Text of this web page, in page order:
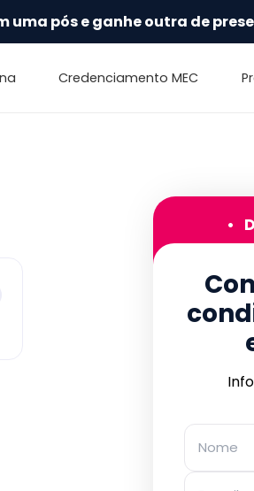
uma pós e ganhe outra de
Credenciamento MEC
•